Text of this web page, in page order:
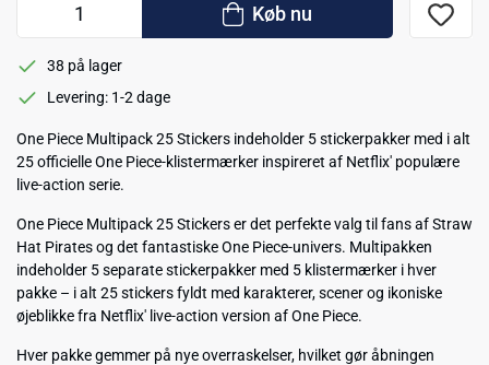
Køb nu
38 på lager
Levering: 1-2 dage
One Piece Multipack 25 Stickers indeholder 5 stickerpakker med i alt
25 officielle One Piece-klistermærker inspireret af Netflix' populære
live-action serie.
One Piece Multipack 25 Stickers er det perfekte valg til fans af Straw
Hat Pirates og det fantastiske One Piece-univers. Multipakken
indeholder 5 separate stickerpakker med 5 klistermærker i hver
pakke – i alt 25 stickers fyldt med karakterer, scener og ikoniske
øjeblikke fra Netflix' live-action version af One Piece.
Hver pakke gemmer på nye overraskelser, hvilket gør åbningen